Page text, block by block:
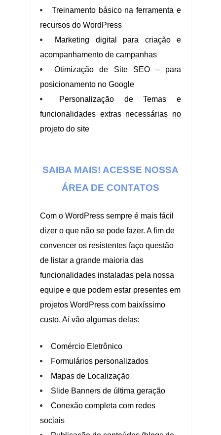
Treinamento básico na ferramenta e
recursos do WordPress
Marketing digital para criação e
acompanhamento de campanhas
Otimização de Site SEO – para
posicionamento no Google
Personalização de Temas e
funcionalidades extras necessárias no
projeto do site
SAIBA MAIS! ACESSE NOSSA
ÁREA DE CONTATOS
Com o WordPress sempre é mais fácil
dizer o que não se pode fazer. A fim de
convencer os resistentes faço questão
de listar a grande maioria das
funcionalidades instaladas pela nossa
equipe e que podem estar presentes em
projetos WordPress com baixíssimo
custo. Aí vão algumas delas:
Comércio Eletrônico
Formulários personalizados
Mapas de Localização
Slide Banners de última geração
Conexão completa com redes
sociais